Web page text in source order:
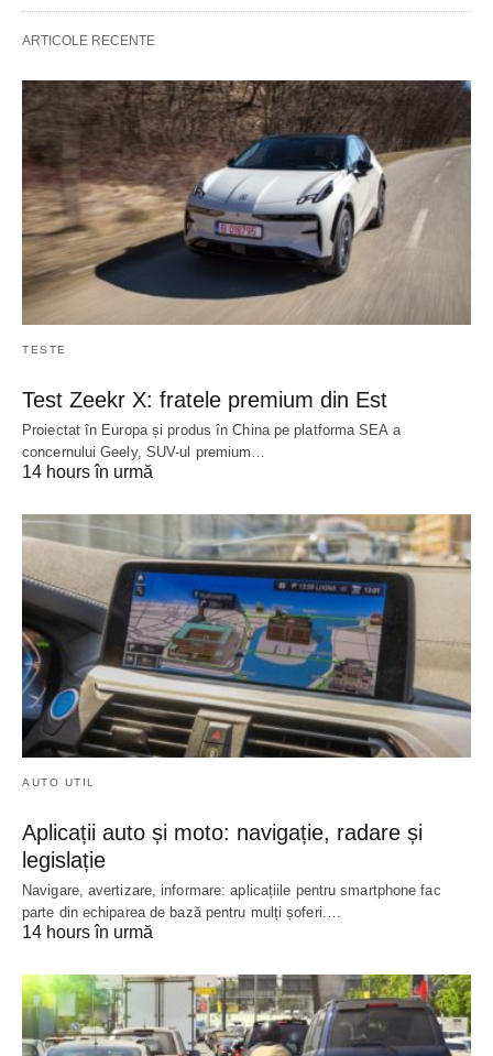
ARTICOLE RECENTE
TESTE
Test Zeekr X: fratele premium din Est
Proiectat în Europa și produs în China pe platforma SEA a
concernului Geely, SUV-ul premium…
14 hours în urmă
AUTO UTIL
Aplicații auto și moto: navigație, radare și
legislație
Navigare, avertizare, informare: aplicațiile pentru smartphone fac
parte din echiparea de bază pentru mulți șoferi.…
14 hours în urmă